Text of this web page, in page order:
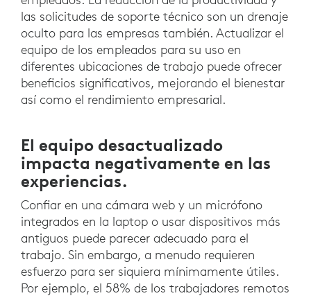
las solicitudes de soporte técnico son un drenaje
oculto para las empresas también. Actualizar el
equipo de los empleados para su uso en
diferentes ubicaciones de trabajo puede ofrecer
beneficios significativos, mejorando el bienestar
así como el rendimiento empresarial.
El equipo desactualizado
impacta negativamente en las
experiencias.
Confiar en una cámara web y un micrófono
integrados en la laptop o usar dispositivos más
antiguos puede parecer adecuado para el
trabajo. Sin embargo, a menudo requieren
esfuerzo para ser siquiera mínimamente útiles.
Por ejemplo, el 58% de los trabajadores remotos